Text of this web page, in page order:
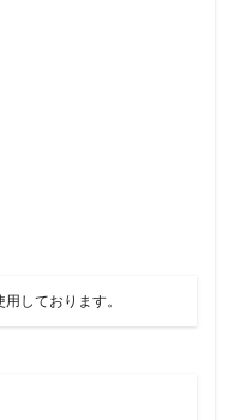
しております。